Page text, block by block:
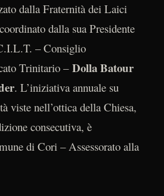
dalla Fraternità dei Laici
dalla sua Presidente
– Consiglio
Trinitario – Dolla Batour
. L’iniziativa annuale su
viste nell’ottica della Chiesa,
consecutiva, è
di Cori – Assessorato alla